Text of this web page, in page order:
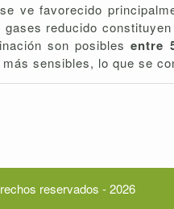
ve favorecido
reducido
son posiblesentre
sensibles, lo que se
reservados - 2026